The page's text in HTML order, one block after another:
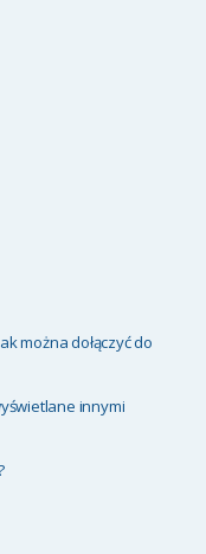
można dołączyć do
innymi